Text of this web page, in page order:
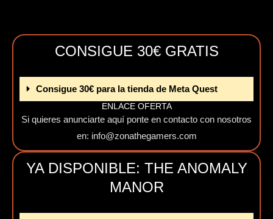
CONSIGUE 30€ GRATIS
Consigue 30€ para la tienda de Meta Quest
ENLACE OFERTA
Si quieres anunciarte aquí ponte en contacto con nosotros
en: info@zonathegamers.com
YA DISPONIBLE: THE ANOMALY
MANOR